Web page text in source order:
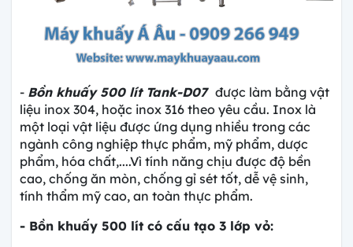
- Bồn khuấy 500 lít Tank-D07 được làm bằng vật
liệu inox 304, hoặc inox 316 theo yêu cầu. Inox là
một loại vật liệu được ứng dụng nhiều trong các
ngành công nghiệp thực phẩm, mỹ phẩm, dược
phẩm, hóa chất,....Vì tính năng chịu được độ bền
cao, chống ăn mòn, chống gỉ sét tốt, dễ vệ sinh,
tính thẩm mỹ cao, an toàn thực phẩm.
- Bồn khuấy 500 lít có cấu tạo 3 lớp vỏ: